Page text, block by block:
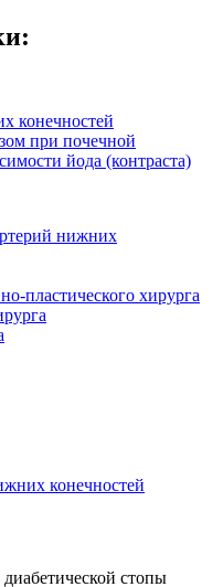
конечностей
при почечной
йода (контраста)
нижних
пластического хирурга
конечностей